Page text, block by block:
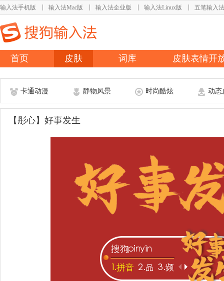
输入法手机版 输入法Mac版 输入法企业版 输入法Linux版 五笔输入法
首页 皮肤 词库 皮肤表情开
卡通动漫 静物风景 时尚酷炫 动态
【彤心】好事发生